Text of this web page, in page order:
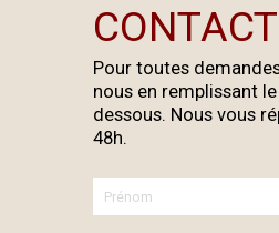
CONTACT
Pour toutes
nous en remplissant
dessous. Nous vous
48h.